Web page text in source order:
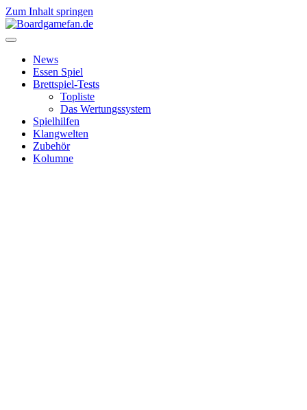
Zum Inhalt springen
News
Essen Spiel
Brettspiel-Tests
Topliste
Das Wertungssystem
Spielhilfen
Klangwelten
Zubehör
Kolumne